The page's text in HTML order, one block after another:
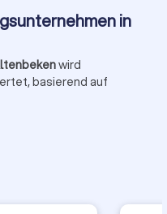
in
wird
basierend auf